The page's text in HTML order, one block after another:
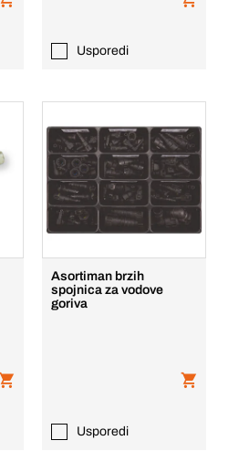
Usporedi
Asortiman brzih
spojnica za vodove
goriva
Usporedi